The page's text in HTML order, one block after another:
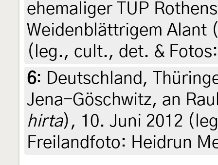
ehemaliger TÜP
Weidenblättrigem Alant
(leg., cult., det. &
6: Deutschland,
Jena-Göschwitz, an
hirta), 10. Juni 2012
Freilandfoto: Heidrun